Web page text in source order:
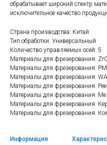
обрабатывает широкий спектр
исключительное качество
Страна производства: Китай
Тип обработки: Универсальный
Количество управляемых осей: 5
Материалы для фрезерования:
Материалы для фрезерования:
Материалы для фрезерования:
Материалы для фрезерования:
Материалы для фрезерования: Me
Материалы для фрезерования:
Материалы для фрезерования:
Информация